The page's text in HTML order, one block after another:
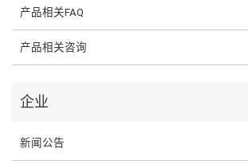
产品相关FAQ
产品相关咨询
企业
新闻公告